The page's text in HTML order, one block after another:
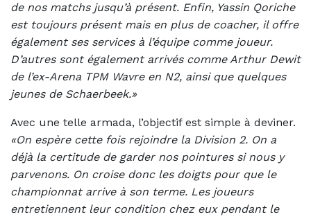
de nos matchs jusqu’à présent. Enfin, Yassin Qoriche
est toujours présent mais en plus de coacher, il offre
également ses services à l’équipe comme joueur.
D’autres sont également arrivés comme Arthur Dewit
de l’ex-Arena TPM Wavre en N2, ainsi que quelques
jeunes de Schaerbeek.»
Avec une telle armada, l’objectif est simple à deviner.
«On espère cette fois rejoindre la Division 2. On a
déjà la certitude de garder nos pointures si nous y
parvenons. On croise donc les doigts pour que le
championnat arrive à son terme. Les joueurs
entretiennent leur condition chez eux pendant le